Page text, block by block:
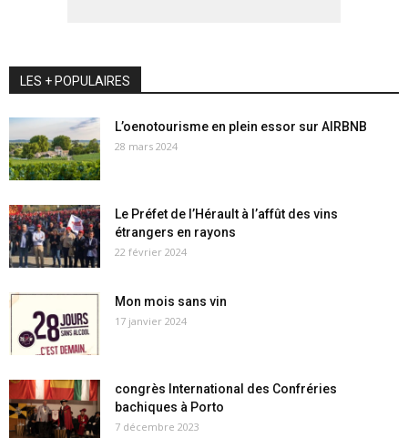
LES + POPULAIRES
L’oenotourisme en plein essor sur AIRBNB
28 mars 2024
Le Préfet de l’Hérault à l’affût des vins
étrangers en rayons
22 février 2024
Mon mois sans vin
17 janvier 2024
congrès International des Confréries
bachiques à Porto
7 décembre 2023